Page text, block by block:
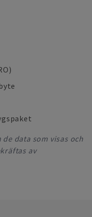
data som visas och
av